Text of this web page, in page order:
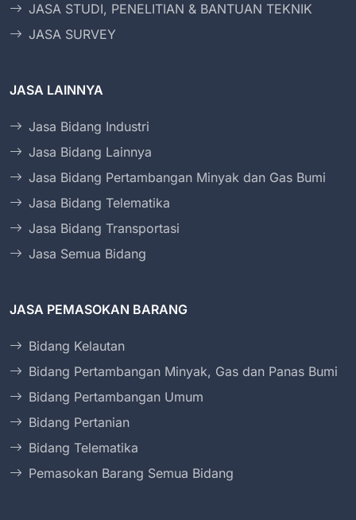
JASA STUDI, PENELITIAN & BANTUAN TEKNIK
JASA SURVEY
JASA LAINNYA
Jasa Bidang Industri
Jasa Bidang Lainnya
Jasa Bidang Pertambangan Minyak dan Gas Bumi
Jasa Bidang Telematika
Jasa Bidang Transportasi
Jasa Semua Bidang
JASA PEMASOKAN BARANG
Bidang Kelautan
Bidang Pertambangan Minyak, Gas dan Panas Bumi
Bidang Pertambangan Umum
Bidang Pertanian
Bidang Telematika
Pemasokan Barang Semua Bidang